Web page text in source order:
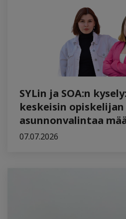
SYLin ja SOA:n
keskeisin opiskelijan
asunnonvalintaa
07.07.2026